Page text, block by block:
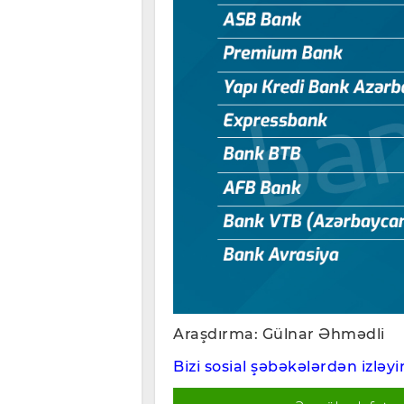
Araşdırma: Gülnar Əhmədli
Bizi sosial şəbəkələrdən